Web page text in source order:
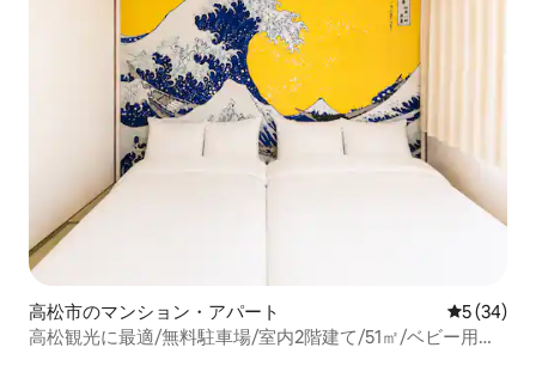
高松市のマンション・アパート レビュー
5 (34)
高松観光に最適/無料駐車場/室内2階建て/51㎡/ベビー用品